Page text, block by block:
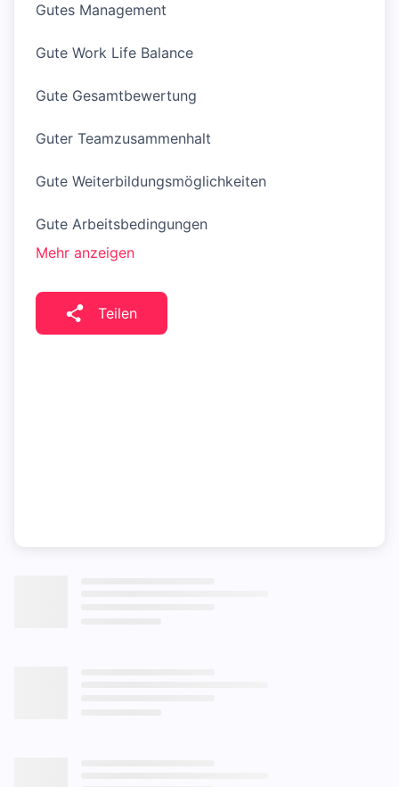
Gutes Management
Gute Work Life Balance
Gute Gesamtbewertung
Guter Teamzusammenhalt
Gute Weiterbildungsmöglichkeiten
Gute Arbeitsbedingungen
Mehr anzeigen
Teilen